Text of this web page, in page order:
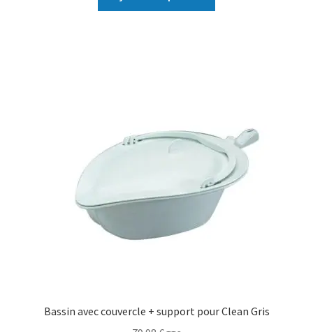
Bassin avec couvercle + support pour Clean Gris